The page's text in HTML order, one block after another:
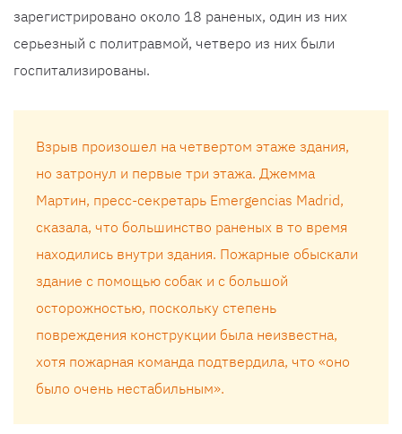
зарегистрировано около 18 раненых, один из них
серьезный с политравмой, четверо из них были
госпитализированы.
Взрыв произошел на четвертом этаже здания,
но затронул и первые три этажа. Джемма
Мартин, пресс-секретарь Emergencias Madrid,
сказала, что большинство раненых в то время
находились внутри здания. Пожарные обыскали
здание с помощью собак и с большой
осторожностью, поскольку степень
повреждения конструкции была неизвестна,
хотя пожарная команда подтвердила, что «оно
было очень нестабильным».